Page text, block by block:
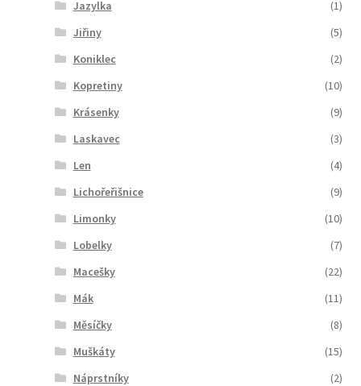
Jazylka
(1)
Jiřiny
(5)
Koniklec
(2)
Kopretiny
(10)
Krásenky
(9)
Laskavec
(3)
Len
(4)
Lichořeřišnice
(9)
Limonky
(10)
Lobelky
(7)
Macešky
(22)
Mák
(11)
Měsíčky
(8)
Muškáty
(15)
Náprstníky
(2)